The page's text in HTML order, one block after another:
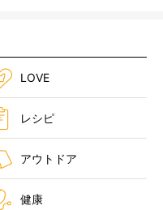
LOVE
レシピ
アウトドア
健康